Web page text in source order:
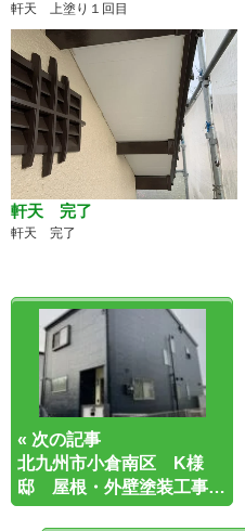
軒天 上塗り１回目
軒天 完了
軒天 完了
« 次の記事
北九州市小倉南区 K様
邸 屋根・外壁塗装工事…